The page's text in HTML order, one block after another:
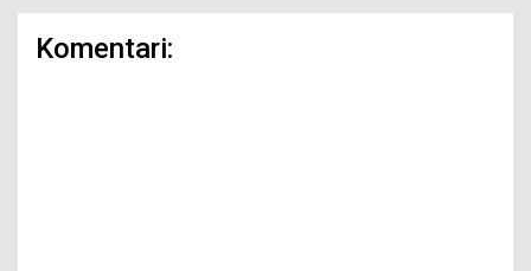
Komentari: